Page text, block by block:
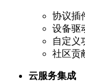
协议插
设备驱
自定义
社区贡
云服务集成